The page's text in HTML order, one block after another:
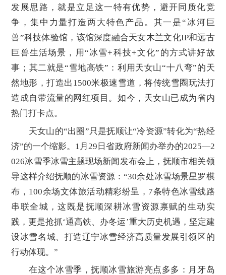
发展思路，就是立足这一特有优势，避开同质化竞
争，集中力量打造两大特色产品。其一是“冰河巨
兽”科技体验馆，该馆深度融合天女木兰文化IP和远古
巨兽生活场景，用“冰雪+科技+文化”的方式讲好故
事；其二就是“雪地高铁”：利用天女山“十八弯”的天
然地形，打造出1500米极速雪道，将传统雪圈玩法打
造成自带流量的网红项目。如今，天女山已成为省内
热门打卡点。
天女山的“出圈”只是抚顺让“冷资源”转化为“热经
济”的一个缩影。1月29日省政府新闻办举办的2025—2
026冰雪季冰雪主题现场新闻发布会上，抚顺市相关领
导这样介绍抚顺的冰雪资源：“30余处冰雪场景星罗棋
布，100余场文体旅活动精彩纷呈，7条特色冰雪线路
串联全城，这既是抚顺深耕冰雪资源禀赋的生动实
践，更是抢抓‘通高铁、办冬运’重大历史机遇，坚定建
设冰雪名城、打造辽宁冰雪经济高质量发展引领区的
行动体现。”
在这个冰雪季，抚顺冰雪旅游亮点多多：月牙岛